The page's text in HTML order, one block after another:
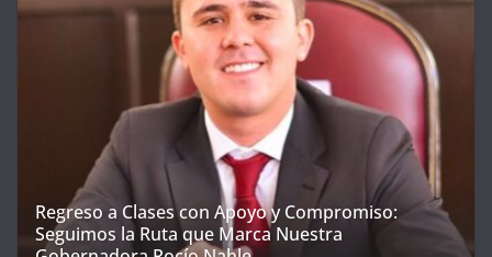
Regreso a Clases con Apoyo y Compromiso:
Seguimos la Ruta que Marca Nuestra